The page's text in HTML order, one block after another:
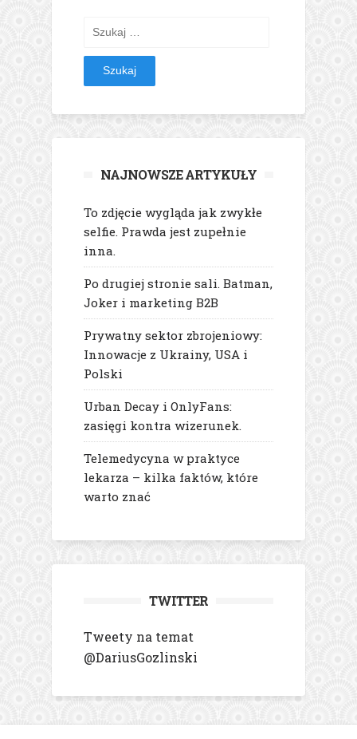
Szukaj:
NAJNOWSZE ARTYKUŁY
To zdjęcie wygląda jak zwykłe
selfie. Prawda jest zupełnie
inna.
Po drugiej stronie sali. Batman,
Joker i marketing B2B
Prywatny sektor zbrojeniowy:
Innowacje z Ukrainy, USA i
Polski
Urban Decay i OnlyFans:
zasięgi kontra wizerunek.
Telemedycyna w praktyce
lekarza – kilka faktów, które
warto znać
TWITTER
Tweety na temat
@DariusGozlinski